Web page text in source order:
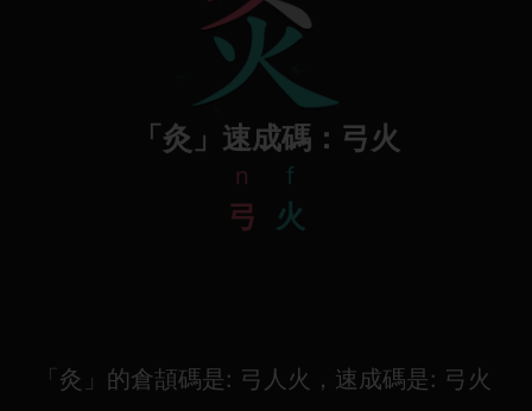
「灸」速成碼：弓火
n
弓
f
火
「灸」的倉頡碼是: 弓人火，速成碼是: 弓火